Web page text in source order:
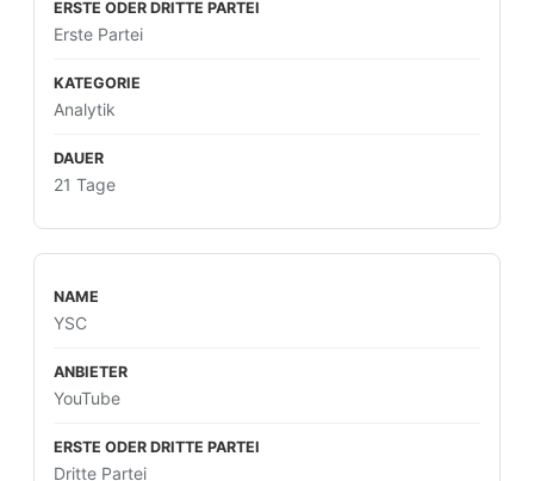
Erste Partei
Analytik
21 Tage
YSC
YouTube
Dritte Partei